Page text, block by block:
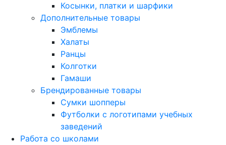
Косынки, платки и шарфики
Дополнительные товары
Эмблемы
Халаты
Ранцы
Колготки
Гамаши
Брендированные товары
Сумки шопперы
Футболки с логотипами учебных
заведений
Работа со школами